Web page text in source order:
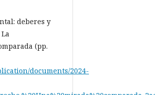
deberes y
(pp.
documents/2024-